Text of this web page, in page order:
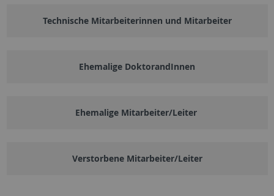
Technische Mitarbeiterinnen und Mitarbeiter
Ehemalige DoktorandInnen
Ehemalige Mitarbeiter/Leiter
Verstorbene Mitarbeiter/Leiter